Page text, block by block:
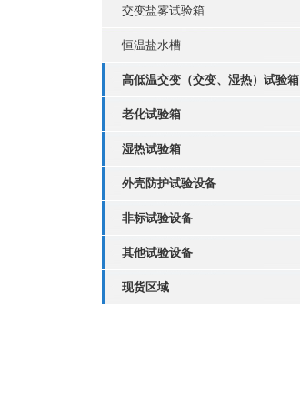
交变盐雾试验箱
恒温盐水槽
高低温交变（交变、湿热）试验箱
老化试验箱
湿热试验箱
外壳防护试验设备
非标试验设备
其他试验设备
现货区域